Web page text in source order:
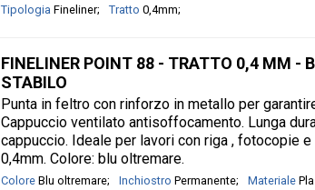
Tipologia Fineliner Tratto 0,4mm
FINELINER POINT 88 - TRATTO 0,4 MM -
STABILO
Punta in feltro con rinforzo in metallo per
Cappuccio ventilato antisoffocamento. Lunga
cappuccio. Ideale per lavori con riga , fotocopie
0,4mm. Colore: blu oltremare.
Colore Blu oltremare Inchiostro Permanente Materiale